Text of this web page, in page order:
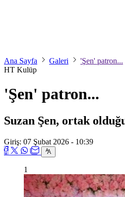
Ana Sayfa Galeri
'Şen' patron...
HT Kulüp
'Şen' patron...
Suzan Şen, ortak
Giriş: 07 Şubat 2026 - 10:39
1